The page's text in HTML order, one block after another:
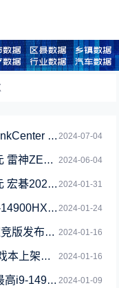
2024-07-04
上市：3.6L紧凑设计、配备独
2024-06-04
新配置开售：i9-14900HX+RT
2024-01-31
18游戏本上市：14代i9+RTX 409
2024-01-24
4070
2024-01-16
代i9+RTX 4
2024-01-16
14900HX+
2024-01-09
240Hz